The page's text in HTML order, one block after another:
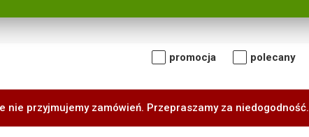
promocja polecany
nie przyjmujemy zamówień. Przepraszamy za niedogodność.